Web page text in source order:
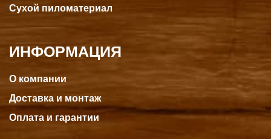
Сухой пиломатериал
ИНФОРМАЦИЯ
О компании
Доставка и монтаж
Оплата и гарантии